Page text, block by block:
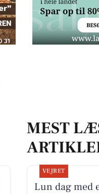
MEST
VEJRET
Lun dag med